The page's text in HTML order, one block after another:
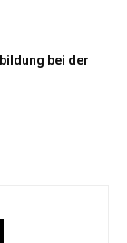
bei der